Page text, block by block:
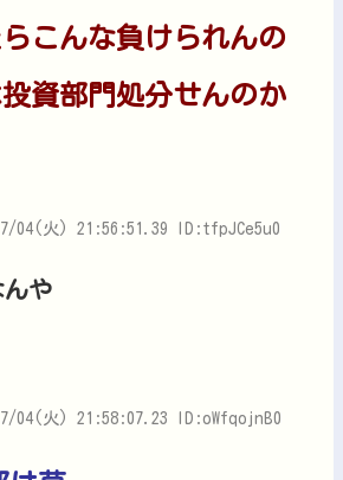
こんな負けられんの
資部門処分せんのか
04(火) 21:56:51.39 ID:tfpJCe5u0
んや
04(火) 21:58:07.23 ID:oWfqojnB0